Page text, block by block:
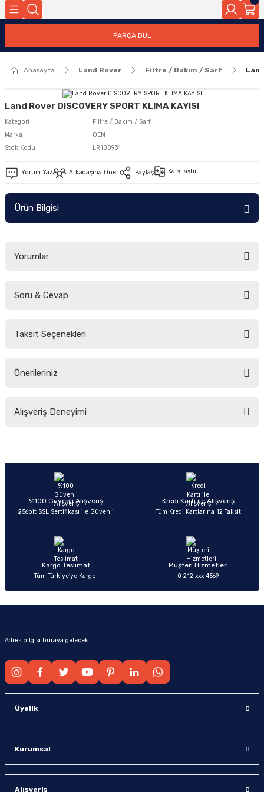
PARÇA BUL
Anasayfa Land Rover Filtre / Bakım / Sarf
Land Rover DISCOVERY SPORT KLIMA KAYISI
Kategori
Filtre / Bakım / Sarf
Marka
OEM
Stok Kodu
LR100931
Yorum Yaz Arkadaşına Öner Paylaş Karşılaştır
Ürün Bilgisi
Yorumlar
Soru & Cevap
Taksit Seçenekleri
Önerileriniz
yetersiz gördüğünüz noktaları öneri formunu kullanarak tarafımıza
Ürün açıklamasında eksik bilgiler bulunuyor.
Ürün bilgilerinde hatalar bulunuyor.
Ürün fiyatı diğer sitelerden daha pahalı.
Alışveriş Deneyimi
Sitemize ilk yorumu siz yapın!
%100 Güvenli Alışveriş
256bit SSL Sertifikası ile Güvenli
Kredi Kartı ile Alışveriş
Tüm Kredi Kartlarına 12 Taksit
Kargo Teslimat
Tüm Türkiye’ye Kargo!
Müşteri Hizmetleri
0 212 xxx 4569
Adres bilgisi buraya gelecek.
Üyelik
Kurumsal
Alışveriş